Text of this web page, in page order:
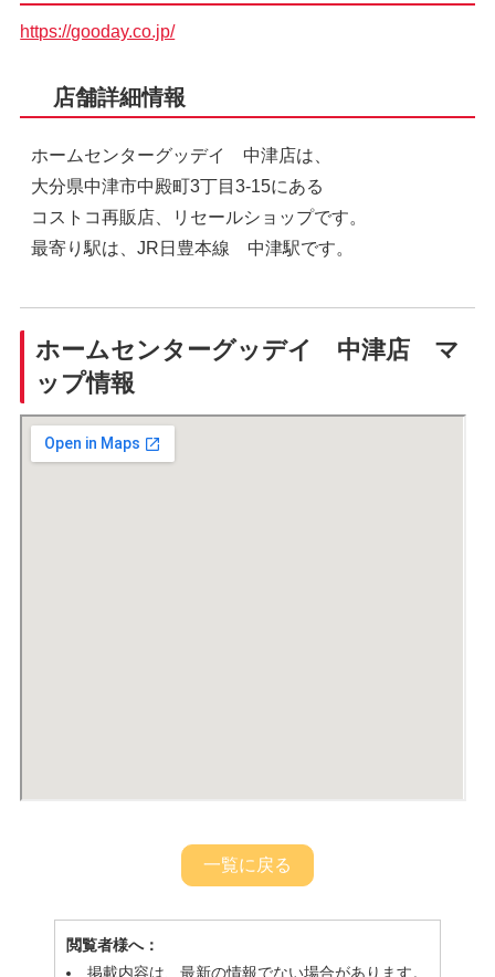
https://gooday.co.jp/
店舗詳細情報
ホームセンターグッデイ 中津店は、
大分県中津市中殿町3丁目3-15にある
コストコ再販店、リセールショップです。
最寄り駅は、JR日豊本線 中津駅です。
ホームセンターグッデイ 中津店 マ
ップ情報
一覧に戻る
閲覧者様へ：
掲載内容は、最新の情報でない場合があります。